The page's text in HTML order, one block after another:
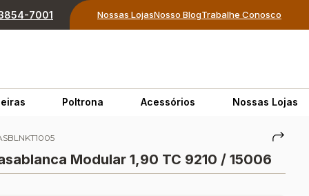
7001 Nossas LojasNosso BlogTrabalhe Conosco
Poltrona Acessórios Nossas Lojas
Modular 1,90 TC 9210 / 15006